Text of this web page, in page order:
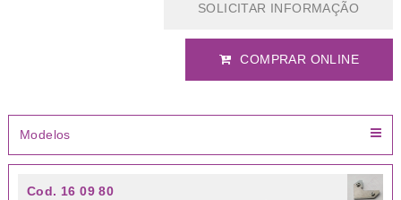
SOLICITAR INFORMAÇÃO
COMPRAR ONLINE
Modelos
Cod. 16 09 80